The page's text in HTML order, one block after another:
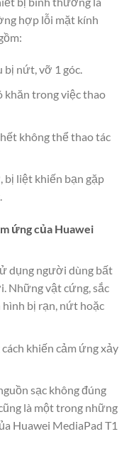
hợp lỗi mặt kính
bị nứt, vỡ 1 góc.
khăn trong việc thao
không thể thao tác
bị liệt khiến bạn gặp
ứng của Huawei
dụng người dùng bất
Những vật cứng, sắc
hình bị rạn, nứt hoặc
khiến cảm ứng xảy
sạc không đúng
là một trong những
Huawei MediaPad T1